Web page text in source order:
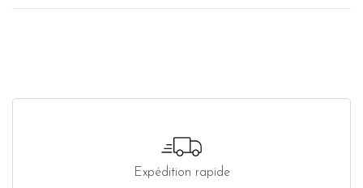
Expédition rapide